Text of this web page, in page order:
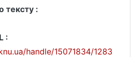
тексту :
:
handle/15071834/1283